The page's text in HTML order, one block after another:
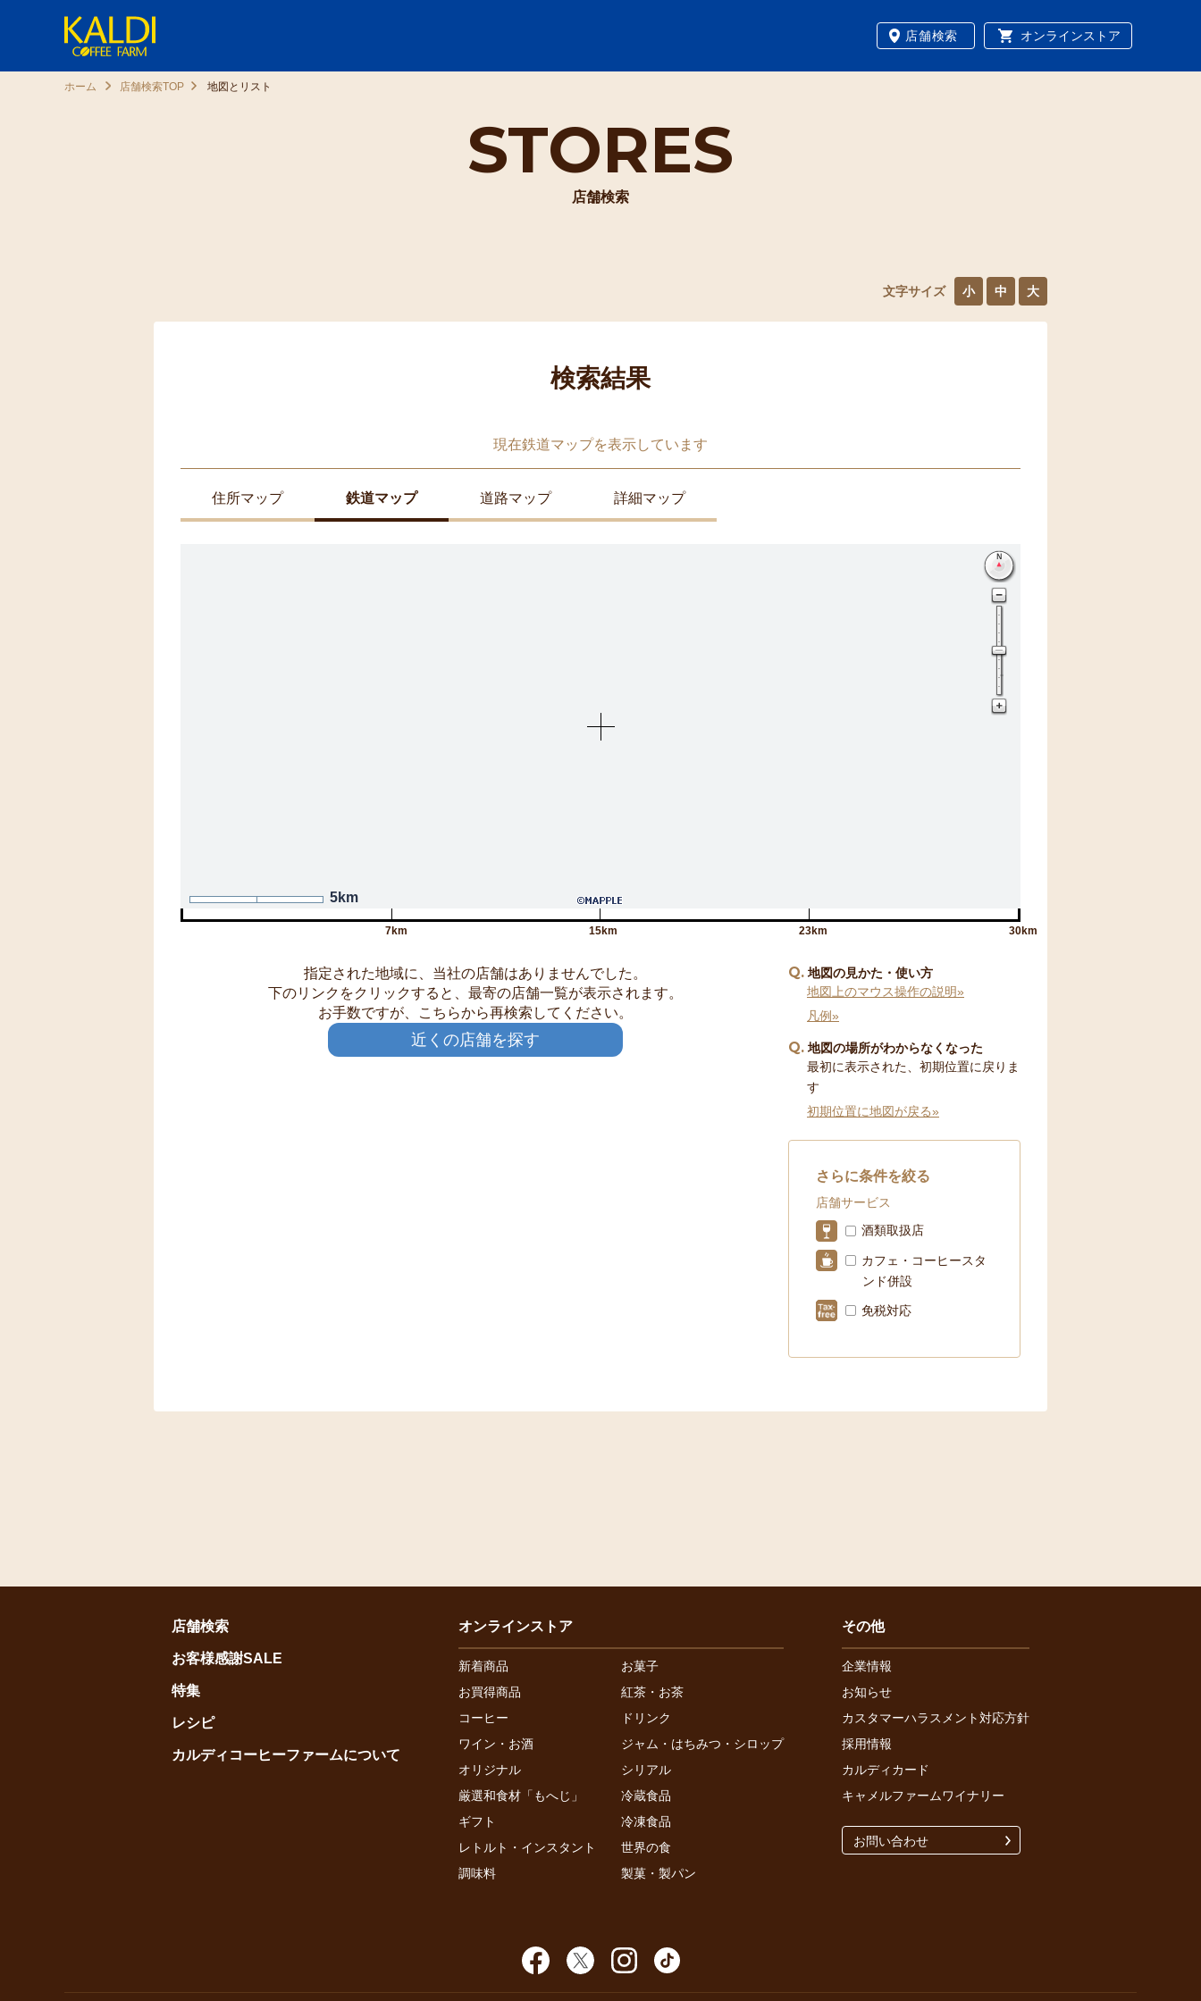
店舗検索 オンラインストア
STORES
店舗検索
ホーム 店舗検索TOP 地図とリスト
文字サイズ 小 中 大
検索結果
現在鉄道マップを表示しています
住所マップ 鉄道マップ 道路マップ 詳細マップ
5km
7km 15km 23km 30km
指定された地域に、当社の店舗はありませんでした。
下のリンクをクリックすると、最寄の店舗一覧が表示されます。
お手数ですが、こちらから再検索してください。
近くの店舗を探す
Q 地図の見かた・使い方
地図上のマウス操作の説明»
凡例»
Q 地図の場所がわからなくなった
最初に表示された、初期位置に戻りま
す
初期位置に地図が戻る»
さらに条件を絞る
店舗サービス
酒類取扱店
カフェ・コーヒースタ
ンド併設
免税対応
店舗検索
お客様感謝SALE
特集
レシピ
カルディコーヒーファームについて
オンラインストア
新着商品
お菓子
お買得商品
紅茶・お茶
コーヒー
ドリンク
ワイン・お酒
ジャム・はちみつ・シロップ
オリジナル
シリアル
厳選和食材「もへじ」
冷蔵食品
ギフト
冷凍食品
レトルト・インスタント
世界の食
調味料
製菓・製パン
その他
企業情報
お知らせ
カスタマーハラスメント対応方針
採用情報
カルディカード
キャメルファームワイナリー
お問い合わせ